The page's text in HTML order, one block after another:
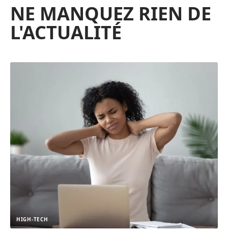
NE MANQUEZ RIEN DE
L'ACTUALITÉ
HIGH-TECH